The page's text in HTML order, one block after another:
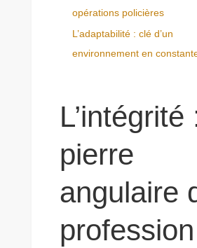
opérations policières
L’adaptabilité : clé d’un
environnement en
L’intégrité
pierre
angulaire
profession